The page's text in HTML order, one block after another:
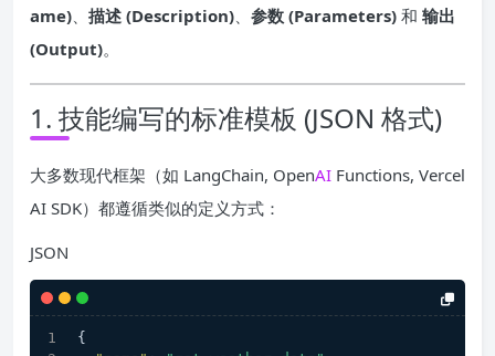
ame)、 描述 (Description)、 参数 (Parameters) 和 输出
(Output)。
1. 技能编写的标准模板 (JSON 格式)
大多数现代框架（如 LangChain, OpenAI Functions, Vercel
AI SDK）都遵循类似的定义方式：
JSON
{